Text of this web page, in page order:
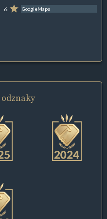
6 GoogleMaps
odznaky